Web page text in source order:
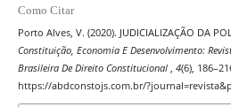
Como Citar
Porto Alves, V. (2020). JUDICIALIZAÇÃO DA
Constituição, Economia E Desenvolvimento:
Brasileira De Direito Constitucional
4(6),
https://abdconstojs.com.br/